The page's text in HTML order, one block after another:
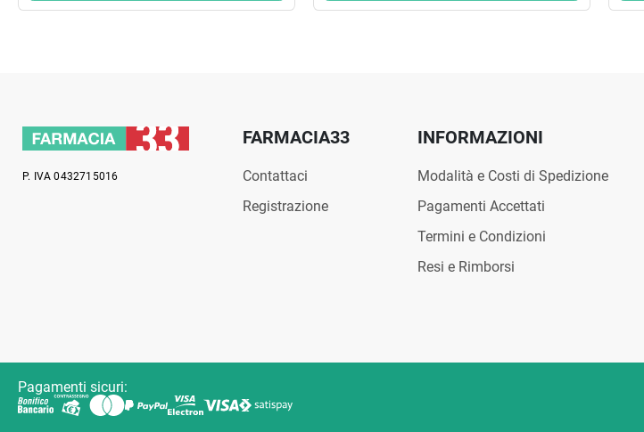
P. IVA 0432715016
FARMACIA33
Contattaci
Registrazione
INFORMAZIONI
Modalità e Costi di Spedizione
Pagamenti Accettati
Termini e Condizioni
Resi e Rimborsi
Pagamenti sicuri: